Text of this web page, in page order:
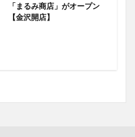
「まるみ商店」がオープン
【金沢開店】